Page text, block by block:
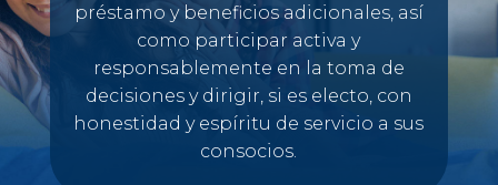
préstamo y beneficios adicionales, así
como participar activa y
responsablemente en la toma de
decisiones y dirigir, si es electo, con
honestidad y espíritu de servicio a sus
consocios.